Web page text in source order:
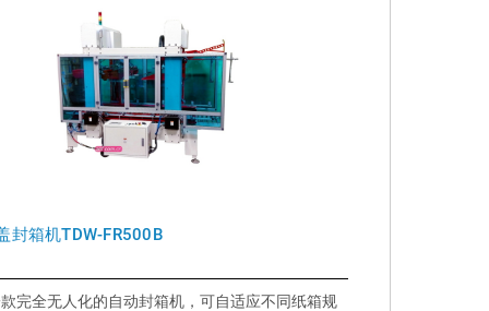
封箱机TDW-FR500B
完全无人化的自动封箱机，可自适应不同纸箱规